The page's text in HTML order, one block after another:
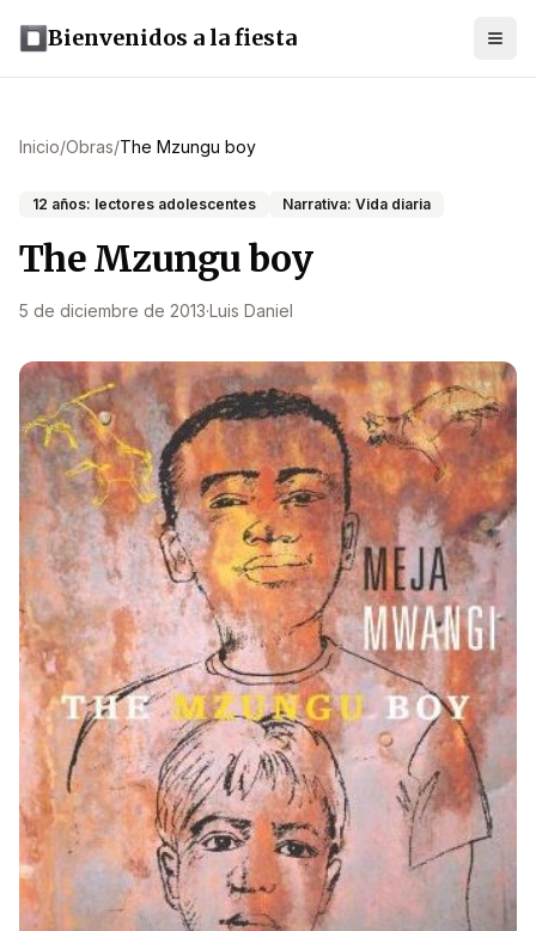
Bienvenidos a la fiesta
Inicio/Obras/The Mzungu boy
12 años: lectores adolescentes Narrativa: Vida diaria
The Mzungu boy
5 de diciembre de 2013·Luis Daniel